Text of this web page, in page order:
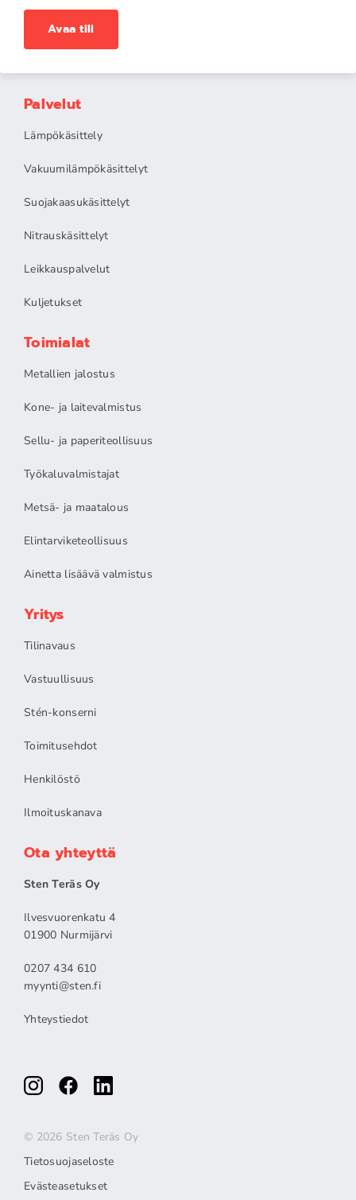
Avaa tili
Palvelut
Lämpökäsittely
Vakuumilämpökäsittelyt
Suojakaasukäsittelyt
Nitrauskäsittelyt
Leikkauspalvelut
Kuljetukset
Toimialat
Metallien jalostus
Kone- ja laitevalmistus
Sellu- ja paperiteollisuus
Työkaluvalmistajat
Metsä- ja maatalous
Elintarviketeollisuus
Ainetta lisäävä valmistus
Yritys
Tilinavaus
Vastuullisuus
Stén-konserni
Toimitusehdot
Henkilöstö
Ilmoituskanava
Ota yhteyttä
Sten Teräs Oy
Ilvesvuorenkatu 4
01900 Nurmijärvi
0207 434 610
myynti@sten.fi
Yhteystiedot
© 2026 Sten Teräs Oy
Tietosuojaseloste
Evästeasetukset